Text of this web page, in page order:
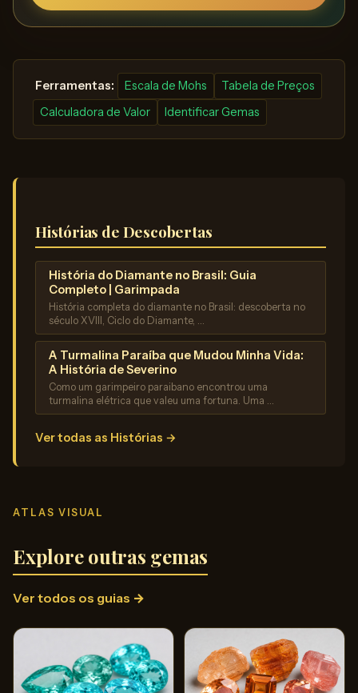
️ Ferramentas: Escala de Mohs
Tabela de Preços
Calculadora de Valor
Identificar Gemas
Histórias de Descobertas
História do Diamante no Brasil: Guia
Completo | Garimpada
História completa do diamante no Brasil: descoberta no
século XVIII, Ciclo do Diamante, …
A Turmalina Paraíba que Mudou Minha Vida:
A História de Severino
Como um garimpeiro paraibano encontrou uma
turmalina elétrica que valeu uma fortuna. Uma …
Ver todas as Histórias →
ATLAS VISUAL
Explore outras gemas
Ver todos os guias →